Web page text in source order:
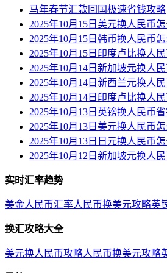
马年春节汇款回国极速省钱攻略
2025年10月15日美元换人民币怎
2025年10月15日韩币换人民币怎
2025年10月15日印度卢比换人
2025年10月14日新加坡元换人
2025年10月14日新西兰元换人
2025年10月14日印度卢比换人
2025年10月13日英镑换人民币
2025年10月13日美元换人民币怎
2025年10月13日日元换人民币
2025年10月12日新加坡元换人
实时汇率趋势
美金人民币汇率人民币换美元攻略英
换汇攻略大全
美元换人民币攻略人民币换美元攻略